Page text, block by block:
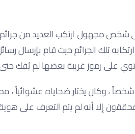
مجهول ارتكب العديد من جرائم
تلك الجرائم حيث قام بإرسال
على رموز غريبة بعضها لم يُفك
وأعلن زودياك مسؤوليته عن مقتل 37 شخصاً ، وكان
إلا أنه لم يتم التعرف على